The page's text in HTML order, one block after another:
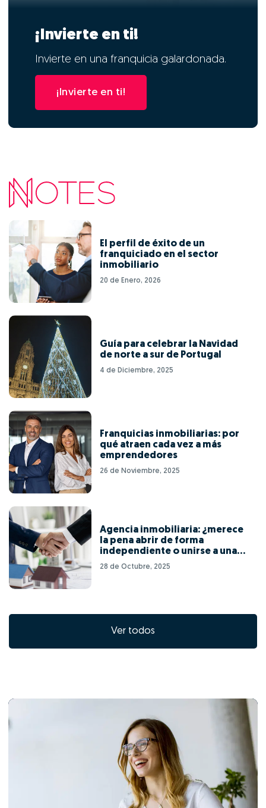
¡Invierte en ti!
Invierte en una franquicia galardonada.
¡Invierte en ti!
El perfil de éxito de un
franquiciado en el sector
inmobiliario
20 de Enero, 2026
Guía para celebrar la Navidad
de norte a sur de Portugal
4 de Diciembre, 2025
Franquicias inmobiliarias: por
qué atraen cada vez a más
emprendedores
26 de Noviembre, 2025
Agencia inmobiliaria: ¿merece
la pena abrir de forma
independiente o unirse a una
red de franquicias?
28 de Octubre, 2025
Ver todos